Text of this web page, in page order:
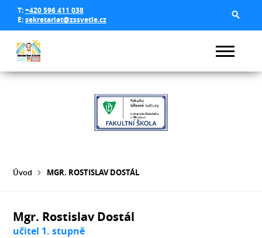
T:+420 596 411 038
E:sekretariat@zssvetle.cz
Úvod MGR. ROSTISLAV DOSTÁL
Mgr. Rostislav Dostál
učitel 1. stupně